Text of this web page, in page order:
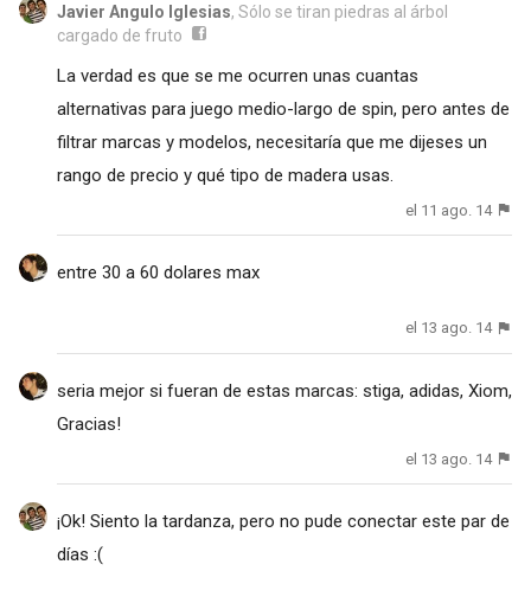
Javier Angulo Iglesias, Sólo se tiran piedras al árbol
cargado de fruto
La verdad es que se me ocurren unas cuantas
alternativas para juego medio-largo de spin, pero antes de
filtrar marcas y modelos, necesitaría que me dijeses un
rango de precio y qué tipo de madera usas.
el 11 ago. 14
entre 30 a 60 dolares max
el 13 ago. 14
seria mejor si fueran de estas marcas: stiga, adidas, Xiom,
Gracias!
el 13 ago. 14
¡Ok! Siento la tardanza, pero no pude conectar este par de
días :(